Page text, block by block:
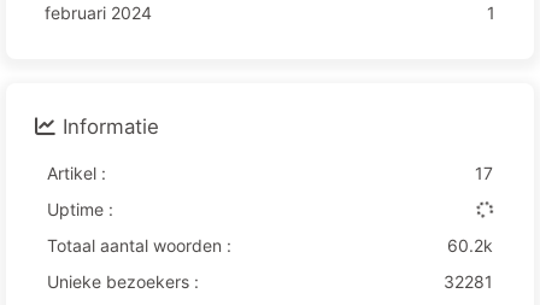
februari 2024
1
Informatie
Artikel :
17
Uptime :
Totaal aantal woorden :
60.2k
Unieke bezoekers :
32281